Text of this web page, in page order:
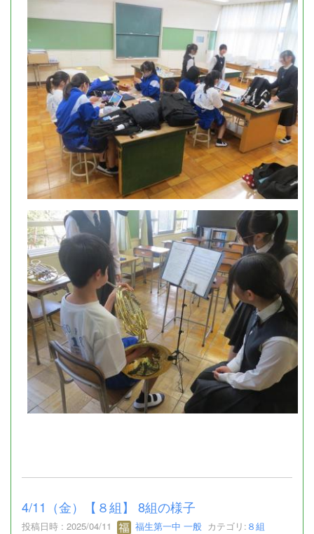
4/11（金）【８組】 8組の様子
投稿日時 : 2025/04/11 福生第一中 一般 カテゴリ: ８組